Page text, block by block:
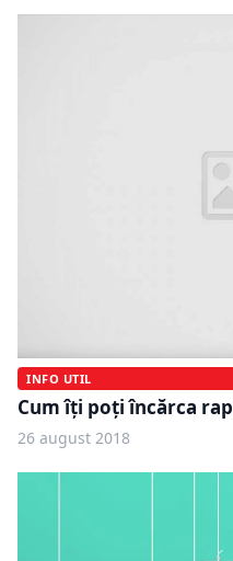
INFO UTIL
Cum îți poți încărca
26 august 2018